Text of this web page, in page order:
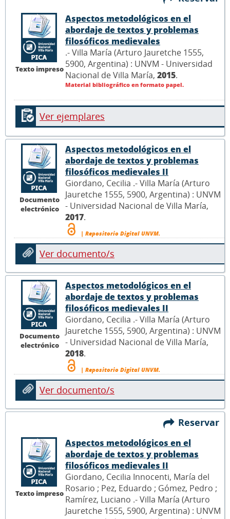
Texto impreso
Aspectos metodológicos en el
abordaje de textos y problemas
filosóficos medievales
.- Villa María (Arturo Jauretche 1555,
5900, Argentina) : UNVM - Universidad
Nacional de Villa María, 2015.
Material bibliográfico en formato papel.
Ver ejemplares
Documento
electrónico
Aspectos metodológicos en el
abordaje de textos y problemas
filosóficos medievales II
Giordano, Cecilia .- Villa María (Arturo
Jauretche 1555, 5900, Argentina) : UNVM
- Universidad Nacional de Villa María,
2017.
| Repositorio Digital UNVM.
Ver documento/s
Documento
electrónico
Aspectos metodológicos en el
abordaje de textos y problemas
filosóficos medievales II
Giordano, Cecilia .- Villa María (Arturo
Jauretche 1555, 5900, Argentina) : UNVM
- Universidad Nacional de Villa María,
2018.
| Repositorio Digital UNVM.
Ver documento/s
Reservar
Texto impreso
Aspectos metodológicos en el
abordaje de textos y problemas
filosóficos medievales II
Giordano, Cecilia Innocenti, María del
Rosario ; Pez, Eduardo ; Gómez, Pedro ;
Ramírez, Luciano .- Villa María (Arturo
Jauretche 1555, 5900, Argentina) : UNVM